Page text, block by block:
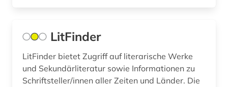
LitFinder
LitFinder bietet Zugriff auf literarische Werke
und Sekundärliteratur sowie Informationen zu
Schriftsteller/innen aller Zeiten und Länder. Die